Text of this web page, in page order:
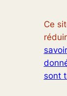
Ce
sont